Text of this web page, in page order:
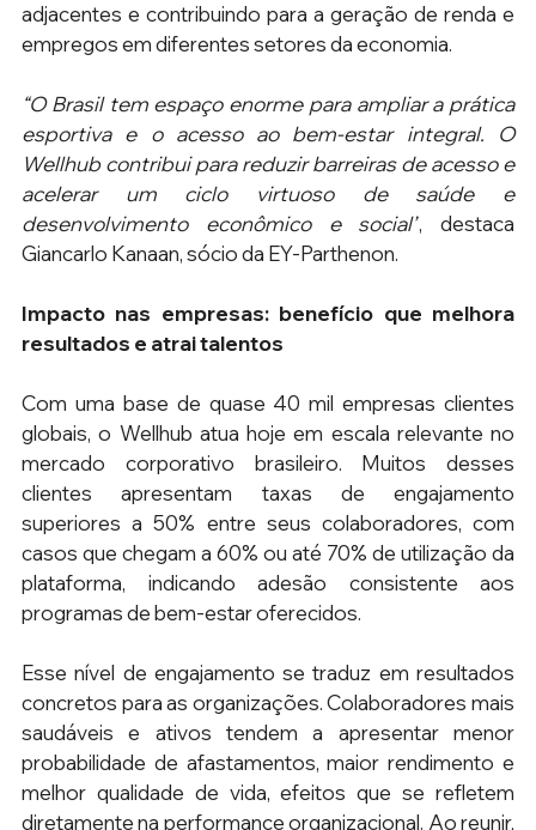
adjacentes e contribuindo para a geração de renda e
empregos em diferentes setores da economia.
“O Brasil tem espaço enorme para ampliar a prática
esportiva e o acesso ao bem-estar integral. O
Wellhub contribui para reduzir barreiras de acesso e
acelerar um ciclo virtuoso de saúde e
desenvolvimento econômico e social”, destaca
Giancarlo Kanaan, sócio da EY-Parthenon.
Impacto nas empresas: benefício que melhora
resultados e atrai talentos
Com uma base de quase 40 mil empresas clientes
globais, o Wellhub atua hoje em escala relevante no
mercado corporativo brasileiro. Muitos desses
clientes apresentam taxas de engajamento
superiores a 50% entre seus colaboradores, com
casos que chegam a 60% ou até 70% de utilização da
plataforma, indicando adesão consistente aos
programas de bem-estar oferecidos.
Esse nível de engajamento se traduz em resultados
concretos para as organizações. Colaboradores mais
saudáveis e ativos tendem a apresentar menor
probabilidade de afastamentos, maior rendimento e
melhor qualidade de vida, efeitos que se refletem
diretamente na performance organizacional. Ao reunir,